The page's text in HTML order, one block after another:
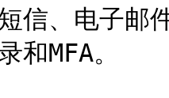
信、电子邮
和MFA。